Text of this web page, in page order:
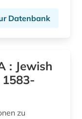
Datenbank
: Jewish
1583-
zu